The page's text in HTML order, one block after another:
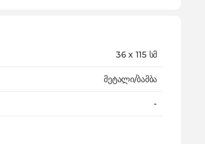
36 x 115 სმ
მეტალი/ბამბა
-